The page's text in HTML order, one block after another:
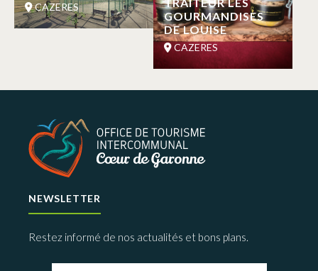
CAZERES
GOURMANDISES
DE LOUISE
CAZERES
NEWSLETTER
Restez informé de nos actualités et bons plans.